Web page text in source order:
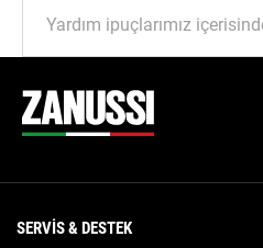
Management
Search
SERVIS & DESTEK